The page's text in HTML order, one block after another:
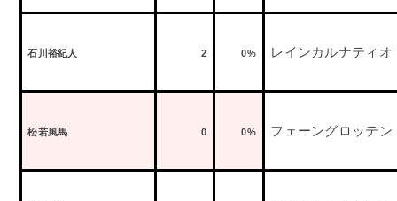
石川裕紀人 2 0% レインカルナティオ
松若風馬 0 0% フェーングロッテン